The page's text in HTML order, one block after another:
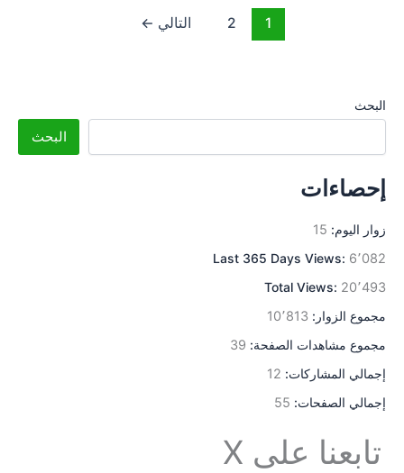
1
2 التالي ←
البحث
البحث
إحصاءات
زوار اليوم: 15
Last 365 Days Views: 6٬082
Total Views: 20٬493
مجموع الزوار: 10٬813
مجموع مشاهدات الصفحة: 39
إجمالي المشاركات: 12
إجمالي الصفحات: 55
تابعنا على X